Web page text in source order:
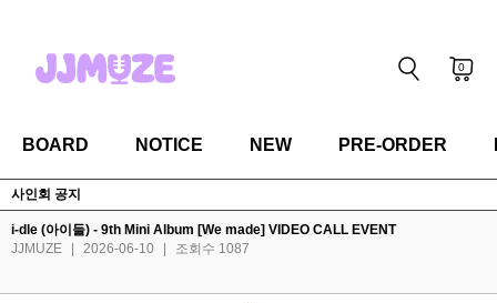
0
BOARD NOTICE NEW PRE-ORDER
사인회 공지
i-dle (아이들) - 9th Mini Album [We made] VIDEO CALL EVENT
JJMUZE
2026-06-10 조회수 1087